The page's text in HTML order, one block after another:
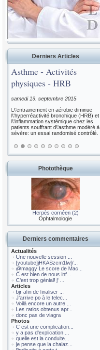
Derniers Articles
Asthme - Activités
physiques - HRB
samedi 19. septembre 2015
L\'entrainement en aérobie diminue
l\'hyperréactivité bronchique (HRB) et
l\'inflammation systémique chez les
patients souffrant d\'asthme modéré à
sévère: un essai randomisé contrôlé.
Photothèque
Herpès cornéen (2)
Ophtalmologie
Derniers commentaires
Actualités
Une nouvelle session ...
[youtube]jHKASzcm1lw[/...
@maggy Le score de Mac...
C est bien de nous inf...
C'est trop génial! j' ...
Articles
bjr afin de finaliser ...
J'arrive po à le telec...
Voilà encore un autre ...
Les ratios obtenus apr...
donc pas de viagra
Photos
C est une complication...
y a pas d'explication....
quelle est la conduite...
je pense que la chalaz...